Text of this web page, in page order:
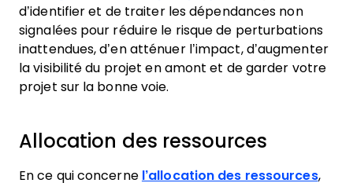
d’identifier et de traiter les dépendances non
signalées pour réduire le risque de perturbations
inattendues, d’en atténuer l’impact, d’augmenter
la visibilité du projet en amont et de garder votre
projet sur la bonne voie.
Allocation des ressources
En ce qui concerne l’allocation des ressources,